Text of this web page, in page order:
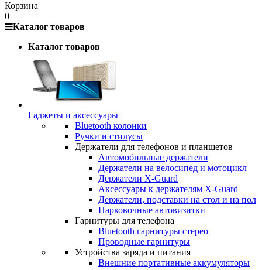
Корзина
0
Каталог товаров
Каталог товаров
Гаджеты и аксессуары
Bluetooth колонки
Ручки и стилусы
Держатели для телефонов и планшетов
Автомобильные держатели
Держатели на велосипед и мотоцикл
Держатели X-Guard
Аксессуары к держателям X-Guard
Держатели, подставки на стол и на пол
Парковочные автовизитки
Гарнитуры для телефона
Bluetooth гарнитуры стерео
Проводные гарнитуры
Устройства заряда и питания
Внешние портативные аккумуляторы